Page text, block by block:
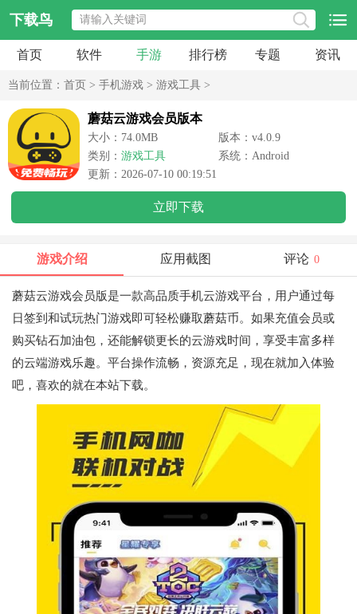
下载鸟
首页 软件 手游 排行榜 专题 资讯
当前位置： 首页 > 手机游戏 > 游戏工具 >
蘑菇云游戏会员版本
大小：74.0MB
版本：v4.0.9
类别： 游戏工具
系统：Android
更新：2026-07-10 00:19:51
立即下载
游戏介绍 应用截图 评论 0
蘑菇云游戏会员版是一款高品质手机云游戏平台，用户通过每
日签到和试玩热门游戏即可轻松赚取蘑菇币。如果充值会员或
购买钻石加油包，还能解锁更长的云游戏时间，享受丰富多样
的云端游戏乐趣。平台操作流畅，资源充足，现在就加入体验
吧，喜欢的就在本站下载。